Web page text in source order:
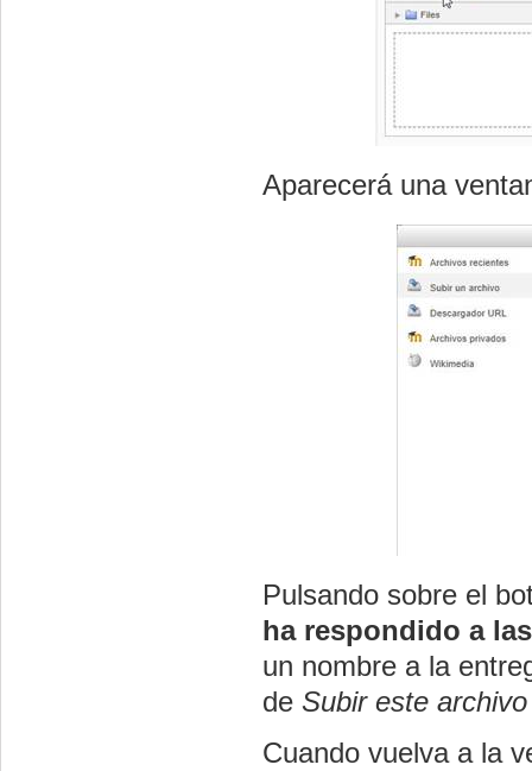
Aparecerá una
Pulsando sobre el
ha respondido a
un nombre a la
de Subir este archivo
Cuando vuelva a la